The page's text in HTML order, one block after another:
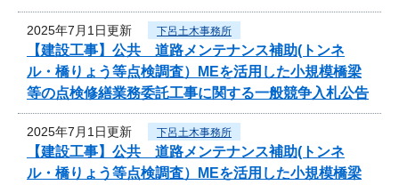
2025年7月1日更新 下呂土木事務所
【建設工事】公共 道路メンテナンス補助(トンネ
ル・橋りょう等点検調査）MEを活用した小規模橋梁
等の点検修繕業務委託工事に関する一般競争入札公告
2025年7月1日更新 下呂土木事務所
【建設工事】公共 道路メンテナンス補助(トンネ
ル・橋りょう等点検調査）MEを活用した小規模橋梁